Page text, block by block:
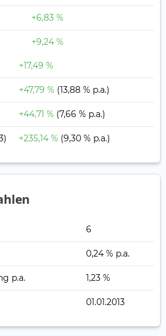
+6,83 %
+9,24 %
+17,49 %
+47,79 % (13,88 % p.a.)
+44,71 % (7,66 % p.a.)
+235,14 % (9,30 % p.a.)
6
0,24 % p.a.
p.a. 1,23 %
01.01.2013